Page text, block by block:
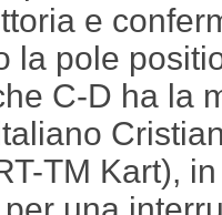
e
la pole
C-D ha la
TM Kart),